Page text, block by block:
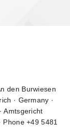
den Burwiesen
· Germany ·
Amtsgericht
Phone +49 5481